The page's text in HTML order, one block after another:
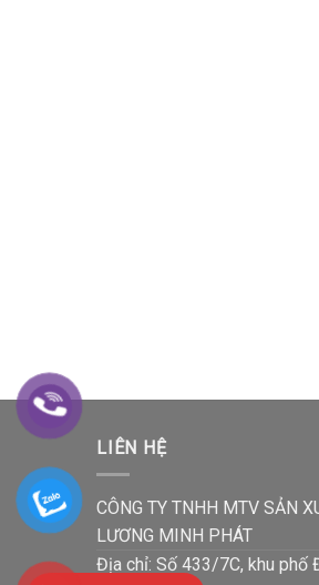
LIÊN HỆ
CÔNG TY TNHH MTV SẢN
LƯƠNG MINH PHÁT
Địa chỉ: Số 433/7C, khu phố